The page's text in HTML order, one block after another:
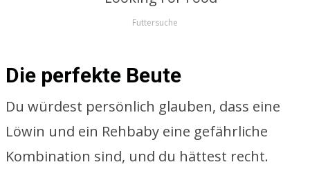
Futtersuche
Die perfekte Beute
Du würdest persönlich glauben, dass eine
Löwin und ein Rehbaby eine gefährliche
Kombination sind, und du hättest recht.